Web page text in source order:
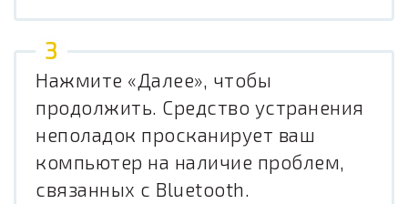
Нажмите «Далее», чтобы
продолжить. Средство устранения
неполадок просканирует ваш
компьютер на наличие проблем,
связанных с Bluetooth.